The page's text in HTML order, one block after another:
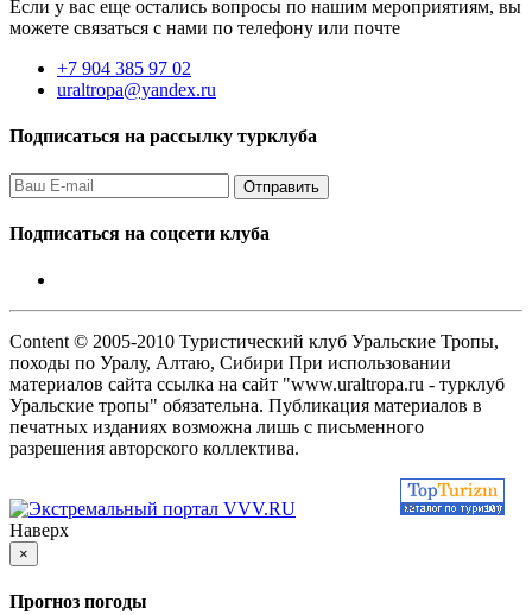
Если у вас еще остались вопросы по нашим мероприятиям, вы
можете связаться с нами по телефону или почте
+7 904 385 97 02
uraltropa@yandex.ru
Подписаться на рассылку турклуба
Подписаться на соцсети клуба
Content © 2005-2010 Туристический клуб Уральские Тропы,
походы по Уралу, Алтаю, Сибири При использовании
материалов сайта ссылка на сайт "www.uraltropa.ru - турклуб
Уральские тропы" обязательна. Публикация материалов в
печатных изданиях возможна лишь с письменного
разрешения авторского коллектива.
Наверх
×
Прогноз погоды